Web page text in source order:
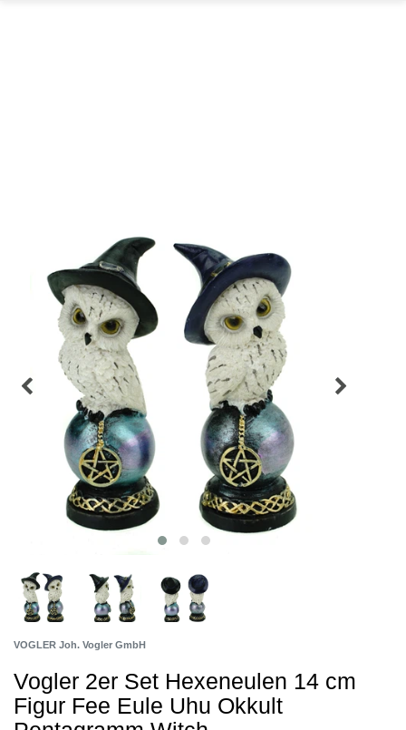
VOGLER Joh. Vogler GmbH
Vogler 2er Set Hexeneulen 14 cm
Figur Fee Eule Uhu Okkult